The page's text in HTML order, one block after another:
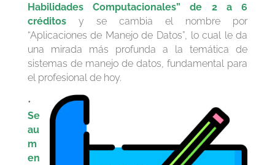
Habilidades Computacionales” de 2 a 6
créditos
y se cambia el nombre por
“Aplicaciones de Manejo de Datos”, lo cual le da
una mirada más profunda a la temática de
sistemas de manejo de datos, fundamental para
el profesional de hoy.
•
Se
au
m
en